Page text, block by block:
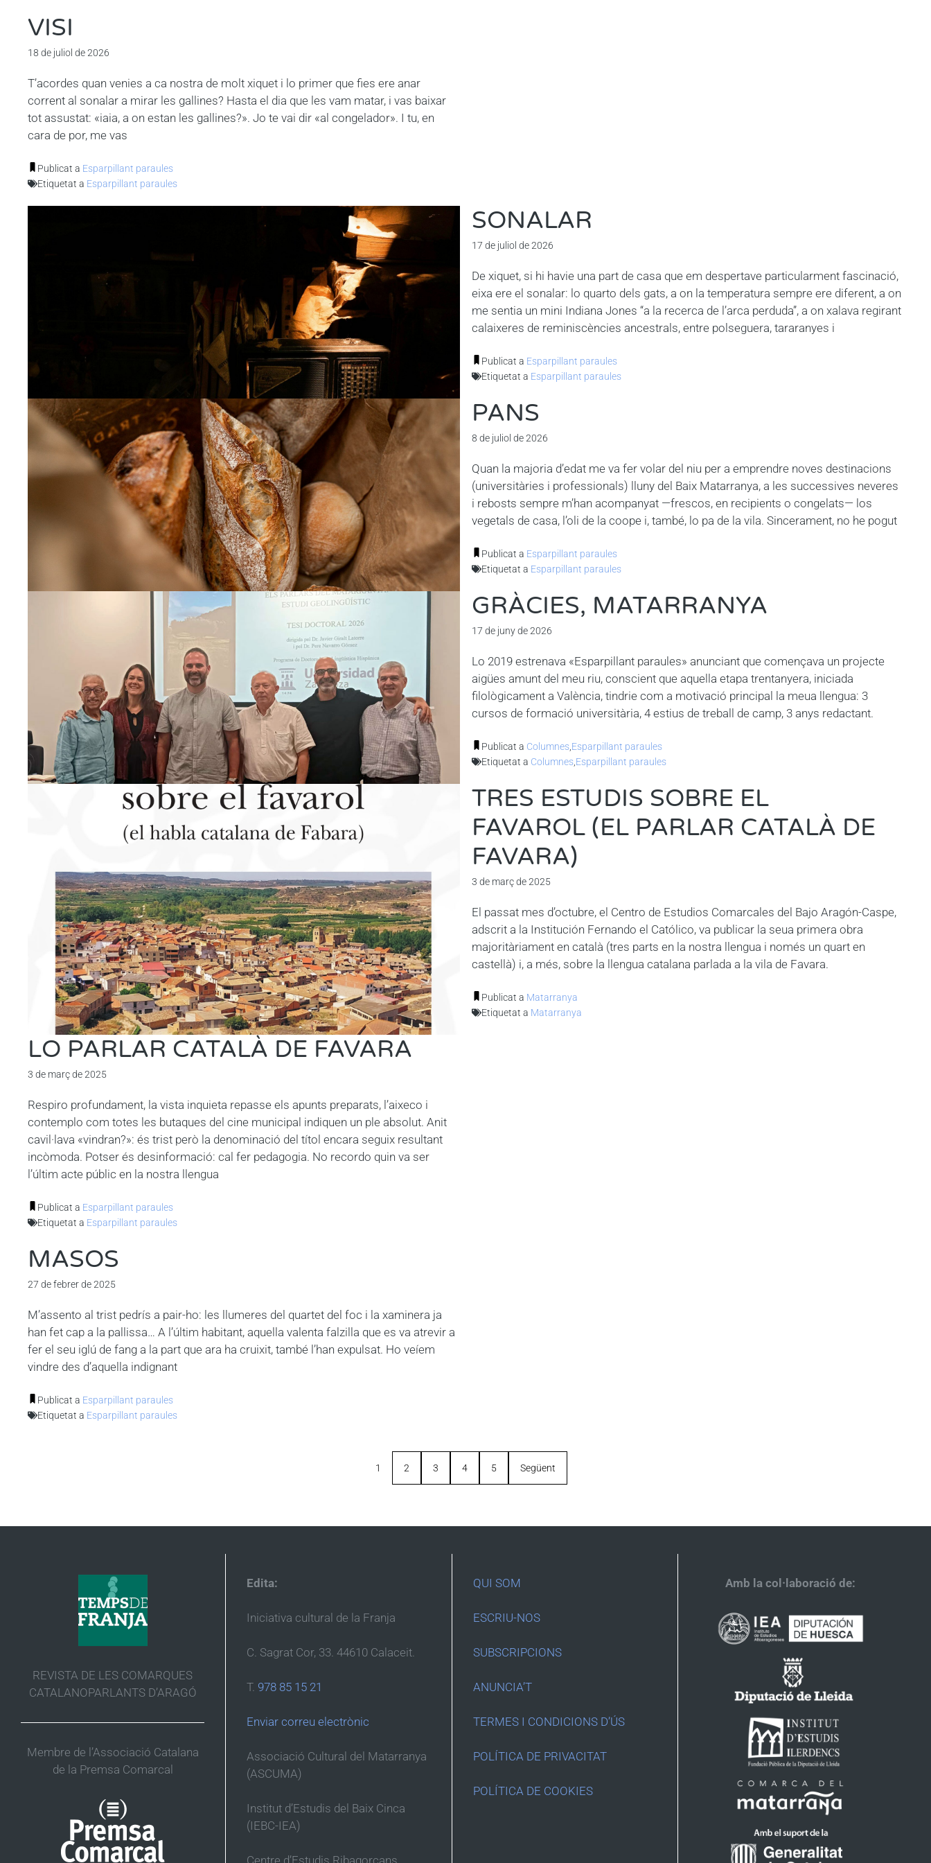
VISI
18 de juliol de 2026
T’acordes quan venies a ca nostra de molt xiquet i lo primer que fies ere anar
corrent al sonalar a mirar les gallines? Hasta el dia que les vam matar, i vas baixar
tot assustat: «iaia, a on estan les gallines?». Jo te vai dir «al congelador». I tu, en
cara de por, me vas
Publicat a Esparpillant paraules
Etiquetat a Esparpillant paraules
SONALAR
17 de juliol de 2026
De xiquet, si hi havie una part de casa que em despertave particularment fascinació,
eixa ere el sonalar: lo quarto dels gats, a on la temperatura sempre ere diferent, a on
me sentia un mini Indiana Jones “a la recerca de l’arca perduda”, a on xalava regirant
calaixeres de reminiscències ancestrals, entre polseguera, tararanyes i
Publicat a Esparpillant paraules
Etiquetat a Esparpillant paraules
PANS
8 de juliol de 2026
Quan la majoria d’edat me va fer volar del niu per a emprendre noves destinacions
(universitàries i professionals) lluny del Baix Matarranya, a les successives neveres
i rebosts sempre m’han acompanyat —frescos, en recipients o congelats— los
vegetals de casa, l’oli de la coope i, també, lo pa de la vila. Sincerament, no he pogut
Publicat a Esparpillant paraules
Etiquetat a Esparpillant paraules
GRÀCIES, MATARRANYA
17 de juny de 2026
Lo 2019 estrenava «Esparpillant paraules» anunciant que començava un projecte
aigües amunt del meu riu, conscient que aquella etapa trentanyera, iniciada
filològicament a València, tindrie com a motivació principal la meua llengua: 3
cursos de formació universitària, 4 estius de treball de camp, 3 anys redactant.
Publicat a Columnes, Esparpillant paraules
Etiquetat a Columnes, Esparpillant paraules
TRES ESTUDIS SOBRE EL
FAVAROL (EL PARLAR CATALÀ DE
FAVARA)
3 de març de 2025
El passat mes d’octubre, el Centro de Estudios Comarcales del Bajo Aragón-Caspe,
adscrit a la Institución Fernando el Católico, va publicar la seua primera obra
majoritàriament en català (tres parts en la nostra llengua i només un quart en
castellà) i, a més, sobre la llengua catalana parlada a la vila de Favara.
Publicat a Matarranya
Etiquetat a Matarranya
LO PARLAR CATALÀ DE FAVARA
3 de març de 2025
Respiro profundament, la vista inquieta repasse els apunts preparats, l’aixeco i
contemplo com totes les butaques del cine municipal indiquen un ple absolut. Anit
cavil·lava «vindran?»: és trist però la denominació del títol encara seguix resultant
incòmoda. Potser és desinformació: cal fer pedagogia. No recordo quin va ser
l’últim acte públic en la nostra llengua
Publicat a Esparpillant paraules
Etiquetat a Esparpillant paraules
MASOS
27 de febrer de 2025
M’assento al trist pedrís a pair-ho: les llumeres del quartet del foc i la xaminera ja
han fet cap a la pallissa… A l’últim habitant, aquella valenta falzilla que es va atrevir a
fer el seu iglú de fang a la part que ara ha cruixit, també l’han expulsat. Ho veíem
vindre des d’aquella indignant
Publicat a Esparpillant paraules
Etiquetat a Esparpillant paraules
1 2 3 4 5 Següent
REVISTA DE LES COMARQUES
CATALANOPARLANTS D’ARAGÓ
Membre de l’Associació Catalana
de la Premsa Comarcal
Edita:
Iniciativa cultural de la Franja
C. Sagrat Cor, 33. 44610 Calaceit.
T. 978 85 15 21
Enviar correu electrònic
Associació Cultural del Matarranya
(ASCUMA)
Institut d’Estudis del Baix Cinca
(IEBC-IEA)
Centre d’Estudis Ribagorçans
QUI SOM
ESCRIU-NOS
SUBSCRIPCIONS
ANUNCIA’T
TERMES I CONDICIONS D’ÚS
POLÍTICA DE PRIVACITAT
POLÍTICA DE COOKIES
Amb la col·laboració de: